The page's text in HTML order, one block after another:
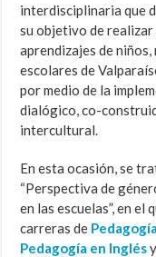
interdisciplinaria que
su objetivo de
aprendizajes de
escolares de
por medio de la
dialógico, co-
intercultural.
En esta ocasión, se
“Perspectiva de
en las escuelas”, en
carreras de
Pedagogía en Inglés